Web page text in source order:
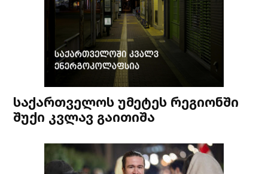
საქართველოს უმეტეს რეგიონში
შუქი კვლავ გაითიშა